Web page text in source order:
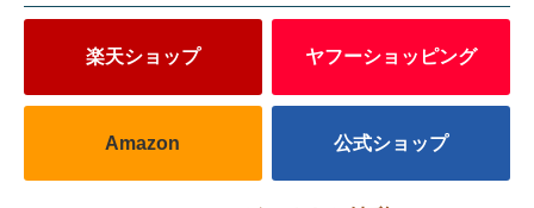
楽天ショップ ヤフーショッピング
Amazon 公式ショップ